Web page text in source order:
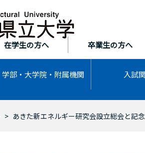
在学生の方へ 卒業生の方へ
学部・大学院・ 附属機関 入試
あきた新エネルギー研究会設立総会と記